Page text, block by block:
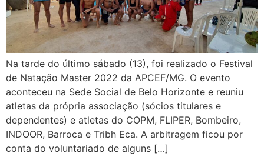
Na tarde do último sábado (13), foi realizado o Festival
de Natação Master 2022 da APCEF/MG. O evento
aconteceu na Sede Social de Belo Horizonte e reuniu
atletas da própria associação (sócios titulares e
dependentes) e atletas do COPM, FLIPER, Bombeiro,
INDOOR, Barroca e Tribh Eca. A arbitragem ficou por
conta do voluntariado de alguns […]